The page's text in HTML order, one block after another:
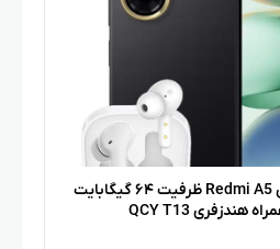
گوشی موبایل شیائومی Redmi A5 ظرفیت ۶۴ گیگابایت